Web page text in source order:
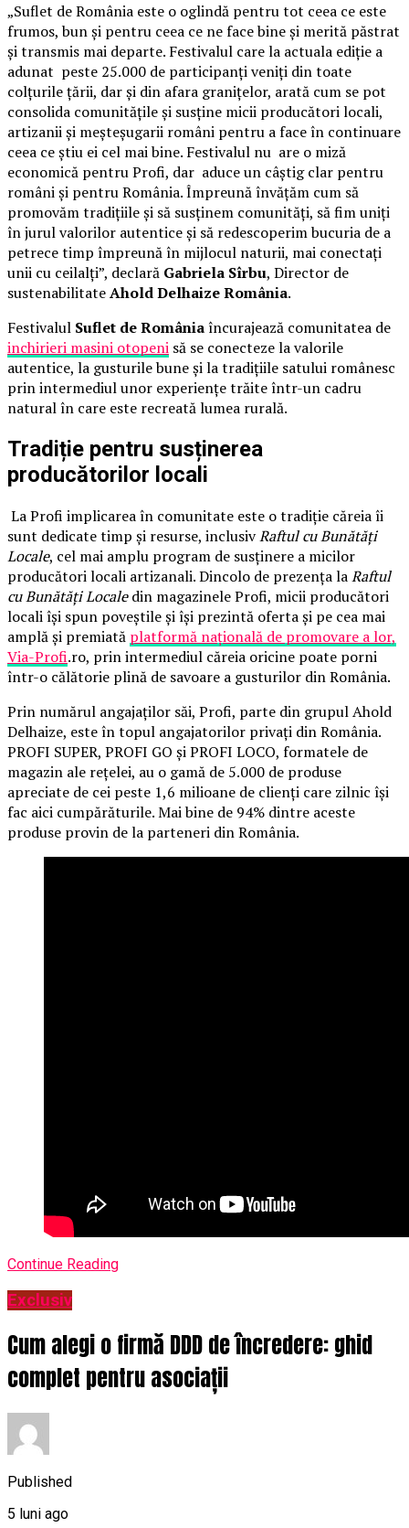
„Suflet de România este o oglindă pentru tot ceea ce este
frumos, bun și pentru ceea ce ne face bine și merită păstrat
și transmis mai departe. Festivalul care la actuala ediție a
adunat peste 25.000 de participanți veniți din toate
colțurile țării, dar și din afara granițelor, arată cum se pot
consolida comunitățile și susține micii producători locali,
artizanii și meșteșugarii români pentru a face în continuare
ceea ce știu ei cel mai bine. Festivalul nu are o miză
economică pentru Profi, dar aduce un câștig clar pentru
români și pentru România. Împreună învățăm cum să
promovăm tradițiile și să susținem comunități, să fim uniți
în jurul valorilor autentice și să redescoperim bucuria de a
petrece timp împreună în mijlocul naturii, mai conectați
unii cu ceilalți”, declară Gabriela Sîrbu, Director de
sustenabilitateAhold Delhaize România.
Festivalul Suflet de Româniaîncurajează comunitatea de
inchirieri masini otopeni să se conecteze la valorile
autentice, la gusturile bune și la tradițiile satului românesc
prin intermediul unor experiențe trăite într-un cadru
natural în care este recreată lumea rurală.
Tradiție pentru susținerea
producătorilor locali
La Profi implicarea în comunitate este o tradiție căreia îi
sunt dedicate timp și resurse, inclusivRaftul cu Bunătăți
Locale, cel mai amplu program de susținere a micilor
producători locali artizanali. Dincolo de prezența laRaftul
cu Bunătăți Localedin magazinele Profi, micii producători
locali își spun poveștile și își prezintă oferta și pe cea mai
amplă și premiată platformă națională de promovare a lor,
Via-Profi.ro, prin intermediul căreia oricine poate porni
într-o călătorie plină de savoare a gusturilor din România.
Prin numărul angajaților săi, Profi, parte din grupul Ahold
Delhaize, este în topul angajatorilor privați din România.
PROFI SUPER, PROFI GO și PROFI LOCO, formatele de
magazin ale rețelei, au o gamă de 5.000 de produse
apreciate de cei peste 1,6 milioane de clienți care zilnic își
fac aici cumpărăturile. Mai bine de 94% dintre aceste
produse provin de la parteneri din România.
Continue Reading
Exclusiv
Cum alegi o firmă DDD de încredere: ghid
complet pentru asociații
Published
5 luni ago